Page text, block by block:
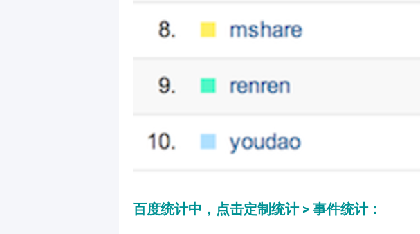
百度统计中，点击定制统计 > 事件统计：